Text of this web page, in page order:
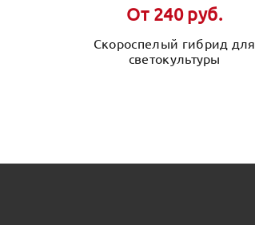
От 240 руб.
Скороспелый гибрид для
светокультуры